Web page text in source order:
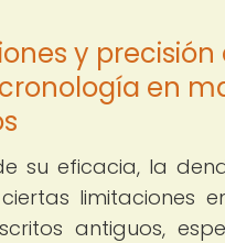
y precisión
en
su eficacia, la
limitaciones
antiguos,